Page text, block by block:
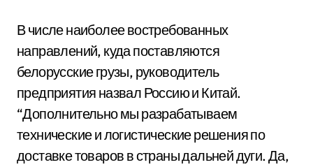
В числе наиболее востребованных
направлений, куда поставляются
белорусские грузы, руководитель
предприятия назвал Россию и Китай.
“Дополнительно мы разрабатываем
технические и логистические решения по
доставке товаров в страны дальней дуги. Да,